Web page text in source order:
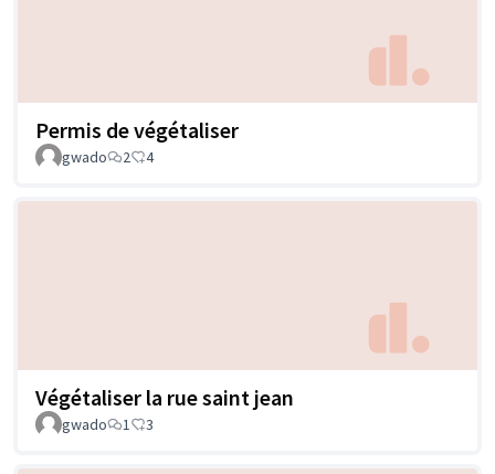
Permis de végétaliser
gwado 2 4
Végétaliser la rue saint jean
gwado 1 3